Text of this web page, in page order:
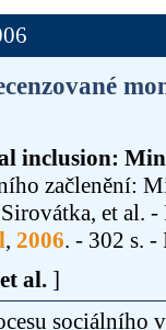
inclusion:
začlenění:
et al.
, 2006. - 302 s.
et al. ]
sociálního